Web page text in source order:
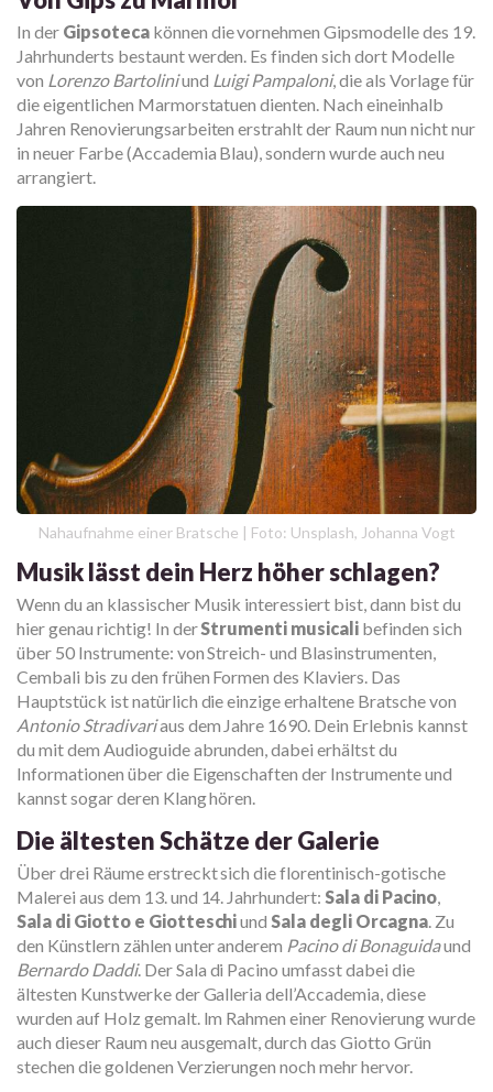
In der Gipsotecakönnen die vornehmen Gipsmodelle des 19.
Jahrhunderts bestaunt werden. Es finden sich dort Modelle
von Lorenzo Bartoliniund Luigi Pampaloni, die als Vorlage für
die eigentlichen Marmorstatuen dienten. Nach eineinhalb
Jahren Renovierungsarbeiten erstrahlt der Raum nun nicht nur
in neuer Farbe (Accademia Blau), sondern wurde auch neu
arrangiert.
Nahaufnahme einer Bratsche | Foto: Unsplash, Johanna Vogt
Musik lässt dein Herz höher schlagen?
Wenn du an klassischer Musik interessiert bist, dann bist du
hier genau richtig! In derStrumenti musicali befinden sich
über 50 Instrumente: von Streich- und Blasinstrumenten,
Cembali bis zu den frühen Formen des Klaviers. Das
Hauptstück ist natürlich die einzige erhaltene Bratsche von
Antonio Stradivariaus dem Jahre 1690. Dein Erlebnis kannst
du mit dem Audioguide abrunden, dabei erhältst du
Informationen über die Eigenschaften der Instrumente und
kannst sogar deren Klang hören.
Die ältesten Schätze der Galerie
Über drei Räume erstreckt sich die florentinisch-gotische
Malerei aus dem 13. und 14. Jahrhundert:Sala di Pacino,
Sala di Giotto e GiotteschiundSala degli Orcagna. Zu
den Künstlern zählen unter anderem Pacino di Bonaguidaund
Bernardo Daddi. Der Sala di Pacino umfasst dabei die
ältesten Kunstwerke der Galleria dell’Accademia, diese
wurden auf Holz gemalt. Im Rahmen einer Renovierung wurde
auch dieser Raum neu ausgemalt, durch das Giotto Grün
stechen die goldenen Verzierungen noch mehr hervor.